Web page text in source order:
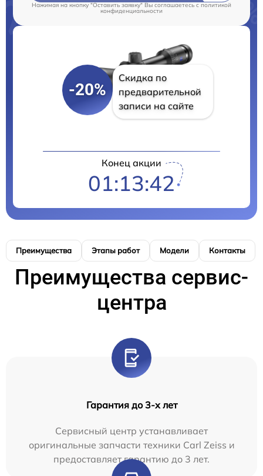
Нажимая на кнопку "Оставить заявку" Вы соглашаетесь cполитикой
конфиденциальности
-20%
Скидка по
предварительной
записи на сайте
Конец акции
01:13:42
Преимущества Этапы работ Модели Контакты
Преимущества сервис-
центра
Гарантия до 3-х лет
Сервисный центр устанавливает
оригинальные запчасти техники Carl Zeiss и
предоставляет гарантию до 3 лет.